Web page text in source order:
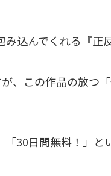
込んでくれる『正
、この作品の放つ
30日間無料！」と